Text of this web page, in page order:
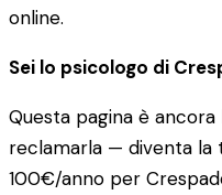
online.
Sei lo psicologo di
Questa pagina è
reclamarla — diventa la
100€/anno per